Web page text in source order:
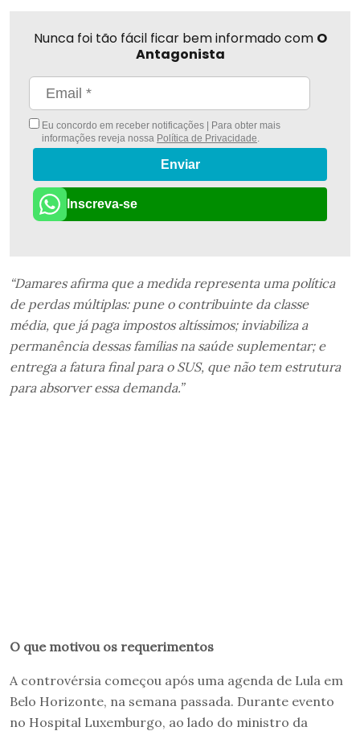
Nunca foi tão fácil ficar bem informado com O
Antagonista
Eu concordo em receber notificações | Para obter mais
informações reveja nossa Política de Privacidade.
Enviar
Inscreva-se
“Damares afirma que a medida representa uma política
de perdas múltiplas: pune o contribuinte da classe
média, que já paga impostos altíssimos; inviabiliza a
permanência dessas famílias na saúde suplementar; e
entrega a fatura final para o SUS, que não tem estrutura
para absorver essa demanda.”
O que motivou os requerimentos
A controvérsia começou após uma agenda de Lula em
Belo Horizonte, na semana passada. Durante evento
no Hospital Luxemburgo, ao lado do ministro da